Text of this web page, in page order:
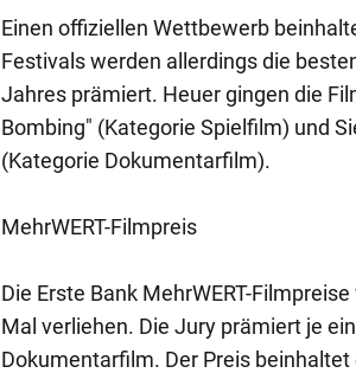
Einen offiziellen Wettbewerb
Festivals werden allerdings die
Jahres prämiert. Heuer gingen die
Bombing" (Kategorie Spielfilm) und
(Kategorie Dokumentarfilm).
MehrWERT-Filmpreis
Die Erste Bank MehrWERT-
Mal verliehen. Die Jury prämiert je
Dokumentarfilm. Der Preis